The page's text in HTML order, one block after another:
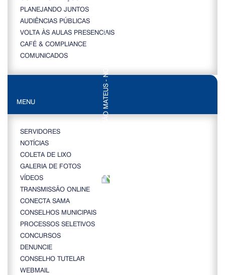
PLANEJANDO JUNTOS
AUDIÊNCIAS PÚBLICAS
VOLTA ÀS AULAS PRESENCIAIS
CAFÉ & COMPLIANCE
COMUNICADOS
MENU
SERVIDORES
NOTÍCIAS
COLETA DE LIXO
GALERIA DE FOTOS
VÍDEOS
TRANSMISSÃO ONLINE
CONECTA SAMA
CONSELHOS MUNICIPAIS
PROCESSOS SELETIVOS
CONCURSOS
DENUNCIE
CONSELHO TUTELAR
WEBMAIL